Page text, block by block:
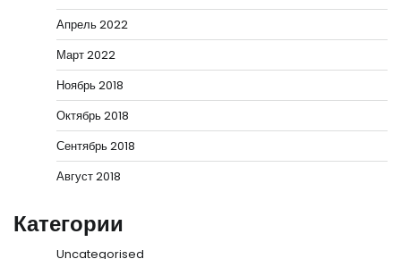
Апрель 2022
Март 2022
Ноябрь 2018
Октябрь 2018
Сентябрь 2018
Август 2018
Категории
Uncategorised